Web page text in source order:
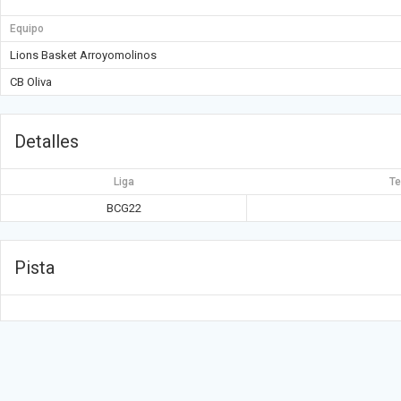
Equipo
Lions Basket Arroyomolinos
CB Oliva
Detalles
Liga
BCG22
Pista